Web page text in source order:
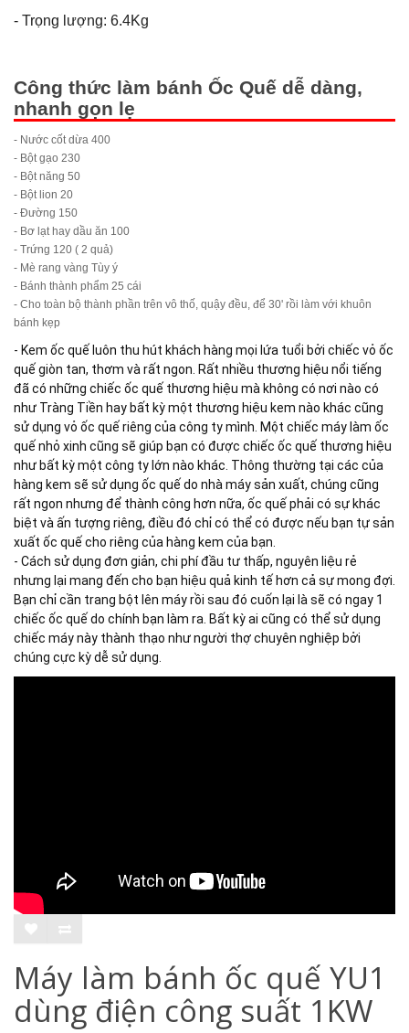
- Trọng lượng: 6.4Kg
Công thức làm bánh Ốc Quế dễ dàng,
nhanh gọn lẹ
- Nước cốt dừa 400
- Bột gạo 230
- Bột năng 50
- Bột lion 20
- Đường 150
- Bơ lạt hay dầu ăn 100
- Trứng 120 ( 2 quả)
- Mè rang vàng Tùy ý
- Bánh thành phẩm 25 cái
- Cho toàn bộ thành phần trên vô thố, quậy đều, để 30' rồi làm với khuôn
bánh kẹp
- Kem ốc quế luôn thu hút khách hàng mọi lứa tuổi bởi chiếc vỏ ốc
quế giòn tan, thơm và rất ngon. Rất nhiều thương hiệu nổi tiếng
đã có những chiếc ốc quế thương hiệu mà không có nơi nào có
như Tràng Tiền hay bất kỳ một thương hiệu kem nào khác cũng
sử dụng vỏ ốc quế riêng của công ty mình. Một chiếc máy làm ốc
quế nhỏ xinh cũng sẽ giúp bạn có được chiếc ốc quế thương hiệu
như bất kỳ một công ty lớn nào khác. Thông thường tại các của
hàng kem sẽ sử dụng ốc quế do nhà máy sản xuất, chúng cũng
rất ngon nhưng để thành công hơn nữa, ốc quế phải có sự khác
biệt và ấn tượng riêng, điều đó chỉ có thể có được nếu bạn tự sản
xuất ốc quế cho riêng của hàng kem của bạn.
- Cách sử dụng đơn giản, chi phí đầu tư thấp, nguyên liệu rẻ
nhưng lại mang đến cho bạn hiệu quả kinh tế hơn cả sự mong đợi.
Bạn chỉ cần trang bột lên máy rồi sau đó cuốn lại là sẽ có ngay 1
chiếc ốc quế do chính bạn làm ra. Bất kỳ ai cũng có thể sử dụng
chiếc máy này thành thạo như người thợ chuyên nghiệp bởi
chúng cực kỳ dễ sử dụng.
Máy làm bánh ốc quế YU1
dùng điện công suất 1KW